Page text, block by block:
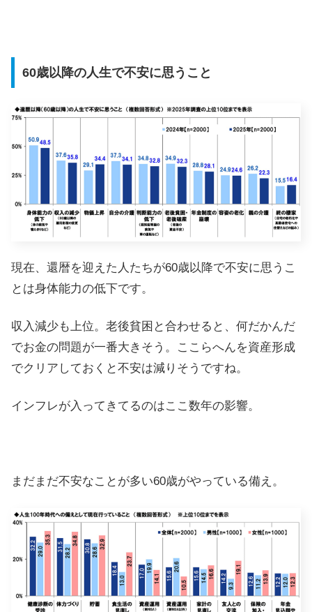
60歳以降の人生で不安に思うこと
現在、還暦を迎えた人たちが60歳以降で不安に思うこ
とは身体能力の低下です。
収入減少も上位。老後貧困と合わせると、何だかんだ
でお金の問題が一番大きそう。ここらへんを資産形成
でクリアしておくと不安は減りそうですね。
インフレが入ってきてるのはここ数年の影響。
まだまだ不安なことが多い60歳がやっている備え。